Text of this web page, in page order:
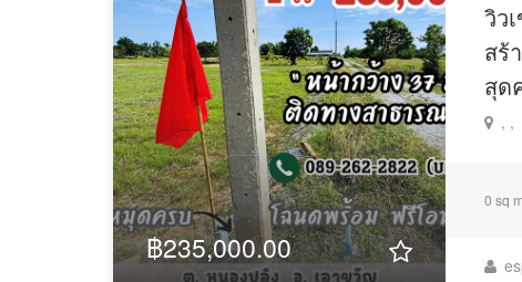
฿235,000.00
วิว
สร้
สุด
, ,
0 sq m